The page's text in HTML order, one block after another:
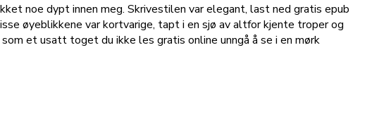
noe dypt innen meg. Skrivestilen var elegant, last ned gratis epub
øyeblikkene var kortvarige, tapt i en sjø av altfor kjente troper og
et usatt toget du ikke les gratis online unngå å se i en mørk